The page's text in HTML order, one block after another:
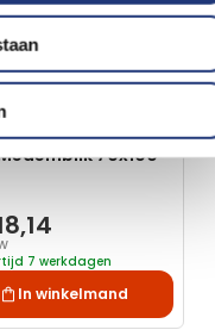
70x100
7 werkdagen
In winkelmand